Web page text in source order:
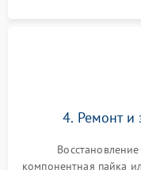
4. Ремонт
компонентная пайка